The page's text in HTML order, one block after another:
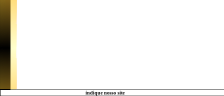
indique nosso site